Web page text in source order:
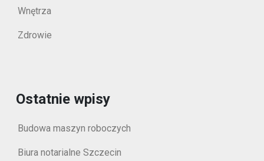
Wnętrza
Zdrowie
Ostatnie wpisy
Budowa maszyn roboczych
Biura notarialne Szczecin